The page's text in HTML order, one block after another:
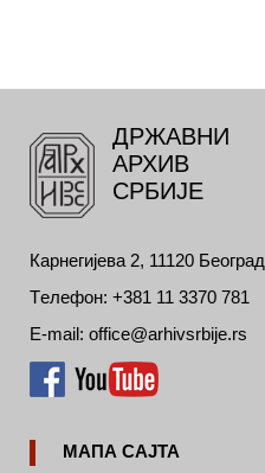
ДРЖАВНИ
АРХИВ
СРБИЈЕ
Карнегијева 2, 11120 Београд
Tелефон: +381 11 3370 781
E-mail: office@arhivsrbije.rs
МАПА САЈТА